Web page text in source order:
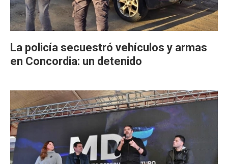
La policía secuestró vehículos y armas
en Concordia: un detenido